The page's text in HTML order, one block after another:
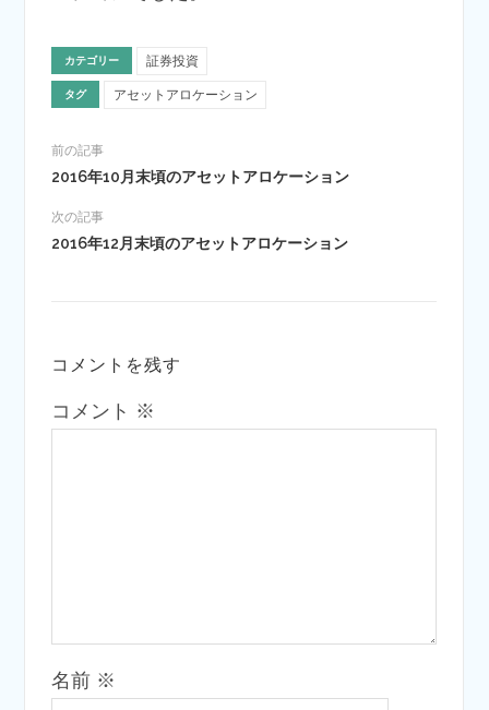
カテゴリー 証券投資
タグ アセットアロケーション
前の記事
2016年10月末頃のアセットアロケーション
次の記事
2016年12月末頃のアセットアロケーション
コメントを残す
コメント ※
名前 ※